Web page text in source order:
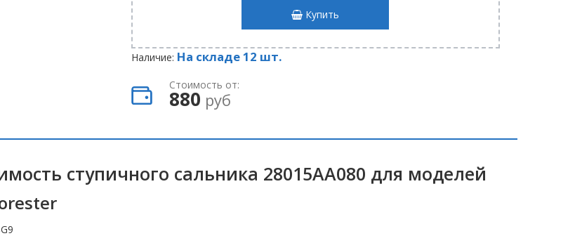
Купить
Наличие: На складе 12 шт.
Стоимость от:
880 руб
ступичного сальника 28015AA080 для моделей